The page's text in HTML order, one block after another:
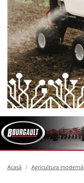
Acasă Agricultura modernă